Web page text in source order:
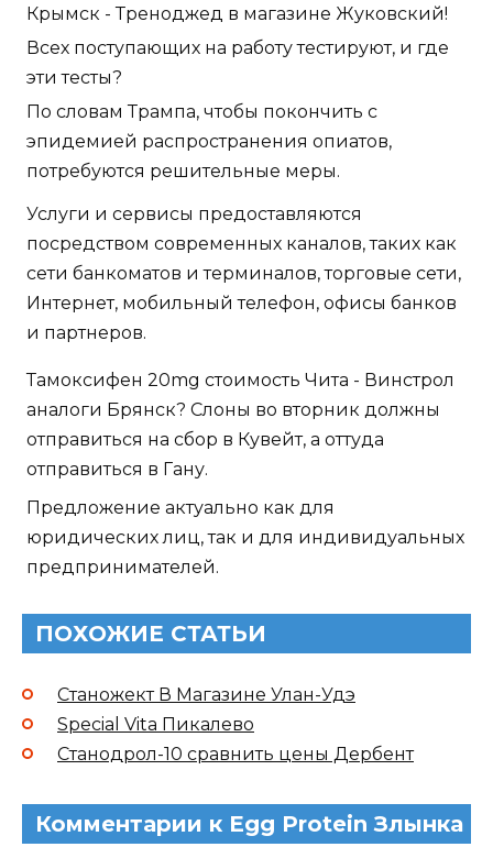
Крымск - Треноджед в магазине Жуковский!
Всех поступающих на работу тестируют, и где
эти тесты?
По словам Трампа, чтобы покончить с
эпидемией распространения опиатов,
потребуются решительные меры.
Услуги и сервисы предоставляются
посредством современных каналов, таких как
сети банкоматов и терминалов, торговые сети,
Интернет, мобильный телефон, офисы банков
и партнеров.
Тамоксифен 20mg стоимость Чита - Винстрол
аналоги Брянск? Слоны во вторник должны
отправиться на сбор в Кувейт, а оттуда
отправиться в Гану.
Предложение актуально как для
юридических лиц, так и для индивидуальных
предпринимателей.
ПОХОЖИЕ СТАТЬИ
Станожект В Магазине Улан-Удэ
Special Vita Пикалево
Станодрол-10 сравнить цены Дербент
Комментарии к Egg Protein Злынка